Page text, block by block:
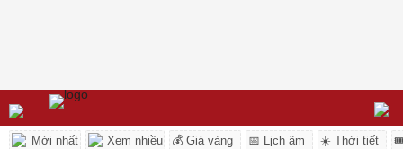
Mới nhất Xem nhiều 💰 Giá vàng 📅 Lịch âm ☀️ Thời tiết